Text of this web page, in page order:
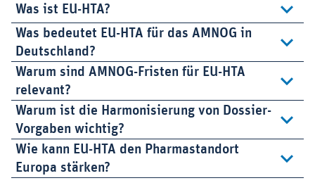
Was ist EU-HTA?
Was bedeutet EU-HTA für das AMNOG in
Deutschland?
Warum sind AMNOG-Fristen für EU-HTA
relevant?
Warum ist die Harmonisierung von Dossier-
Vorgaben wichtig?
Wie kann EU-HTA den Pharmastandort
Europa stärken?